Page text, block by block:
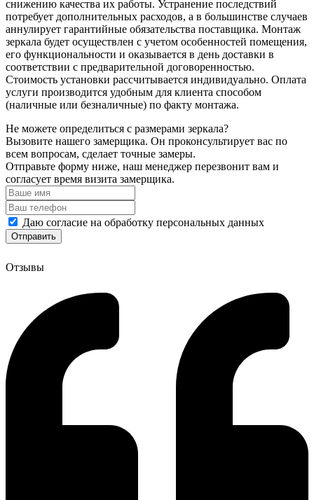
снижению качества их работы. Устранение последствий
потребует дополнительных расходов, а в большинстве случаев
аннулирует гарантийные обязательства поставщика. Монтаж
зеркала будет осуществлен с учетом особенностей помещения,
его функциональности и оказывается в день доставки в
соответствии с предварительной договоренностью.
Стоимость установки рассчитывается индивидуально. Оплата
услуги производится удобным для клиента способом
(наличные или безналичные) по факту монтажа.
Не можете определиться с размерами зеркала?
Вызовите нашего замерщика. Он проконсультирует вас по
всем вопросам, сделает точные замеры.
Отправьте форму ниже, наш менеджер перезвонит вам и
согласует время визита замерщика.
Даю согласие на обработку персональных данных
Отзывы